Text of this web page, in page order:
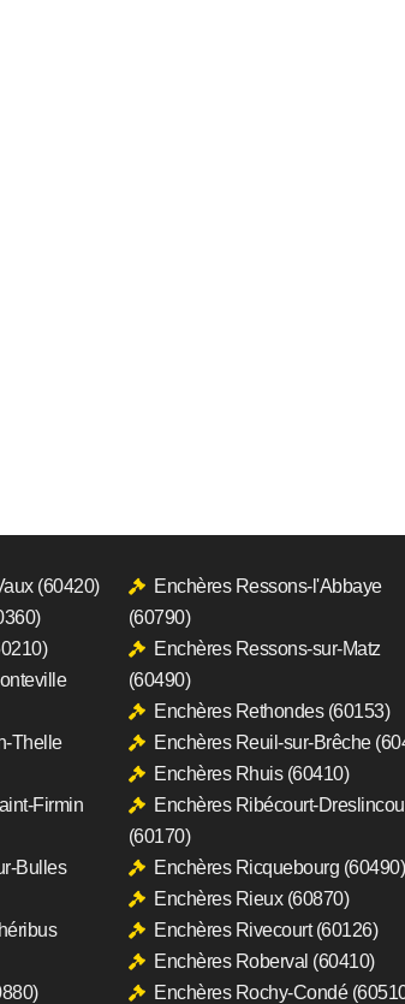
(60420)
Thelle
Firmin
Bulles
Enchères Ressons-l'Abbaye
(60790)
Enchères Ressons-sur-Matz
(60490)
Enchères Rethondes (60153)
Enchères Reuil-sur-Brêche
Enchères Rhuis (60410)
Enchères Ribécourt-
(60170)
Enchères Ricquebourg (60490)
Enchères Rieux (60870)
Enchères Rivecourt (60126)
Enchères Roberval (60410)
Enchères Rochy-Condé